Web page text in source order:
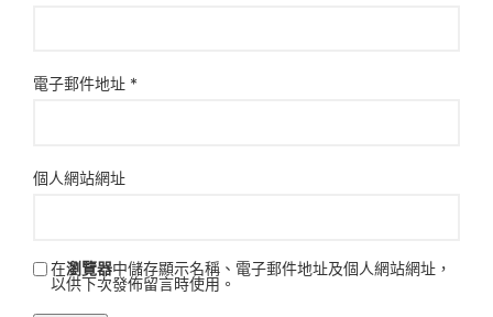
電子郵件地址 *
個人網站網址
在瀏覽器中儲存顯示名稱、電子郵件地址及個人網站網址，
以供下次發佈留言時使用。